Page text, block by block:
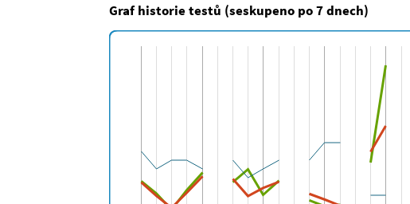
Graf historie testů (seskupeno po 7 dnech)